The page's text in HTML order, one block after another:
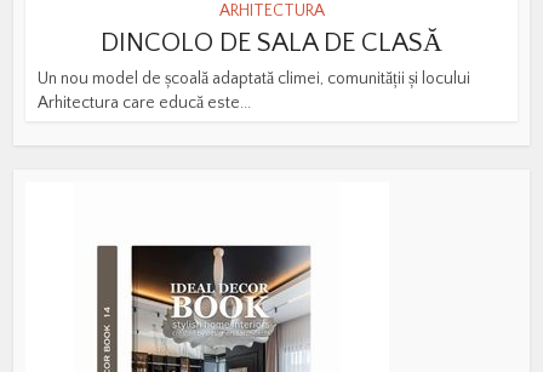
ARHITECTURA
DINCOLO DE SALA DE CLASĂ
Un nou model de școală adaptată climei, comunității și locului
Arhitectura care educă este...